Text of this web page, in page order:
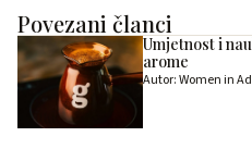
Povezani članci
Umjetnost i
arome
Autor: Women in